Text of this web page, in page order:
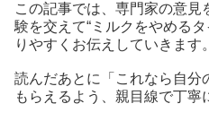
この記事では、専門家の意
験を交えて“ミルクをやめる
りやすくお伝えしていきます。
読んだあとに「これなら自分
もらえるよう、親目線で丁寧